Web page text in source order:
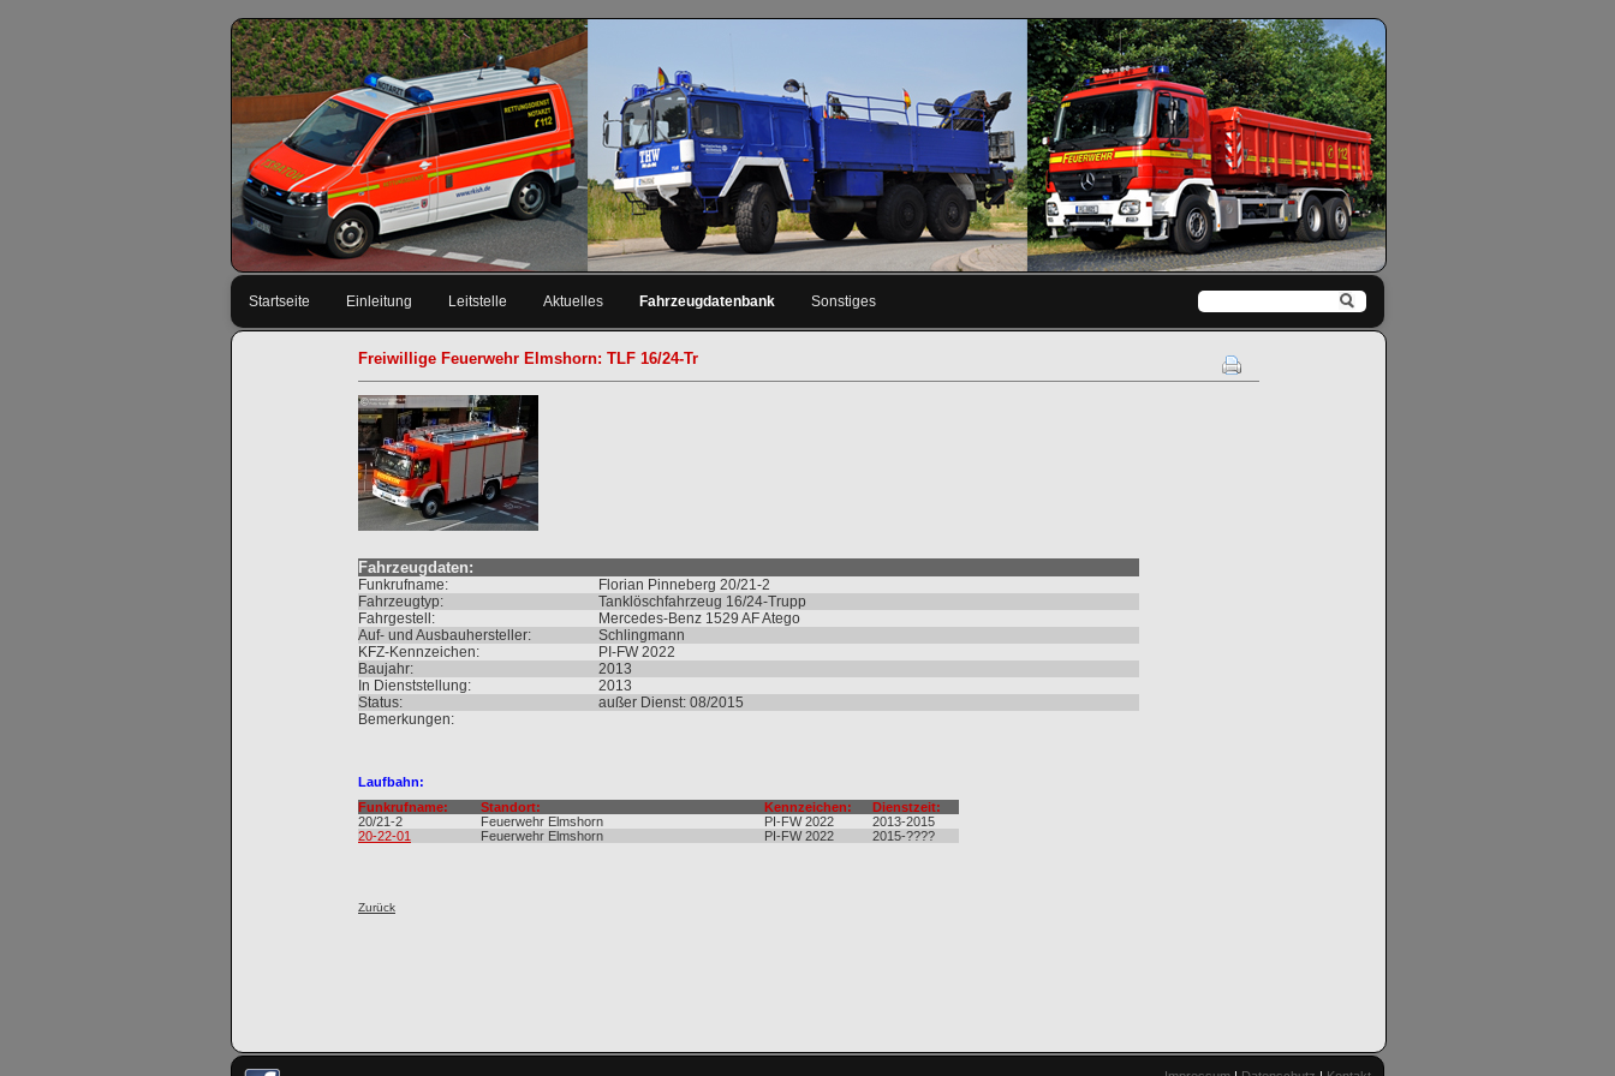
Navigation
Startseite Einleitung Leitstelle Aktuelles Fahrzeugdatenbank Sonstiges
Freiwillige Feuerwehr Elmshorn: TLF 16/24-Tr
Fahrzeugdaten:
Funkrufname:
Florian Pinneberg 20/21-2
Fahrzeugtyp:
Tanklöschfahrzeug 16/24-Trupp
Fahrgestell:
Mercedes-Benz 1529 AF Atego
Auf- und Ausbauhersteller:
Schlingmann
KFZ-Kennzeichen:
PI-FW 2022
Baujahr:
2013
In Dienststellung:
2013
Status:
außer Dienst: 08/2015
Bemerkungen:
Laufbahn:
Funkrufname:
Standort: Kennzeichen:
Dienstzeit:
20/21-2
Feuerwehr Elmshorn PI-FW 2022
2013-2015
20-22-01
Feuerwehr Elmshorn PI-FW 2022 2015-????
Zurück